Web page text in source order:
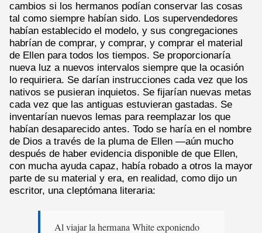
cambios si los hermanos podían conservar las cosas
tal como siempre habían sido. Los supervendedores
habían establecido el modelo, y sus congregaciones
habrían de comprar, y comprar, y comprar el material
de Ellen para todos los tiempos. Se proporcionaría
nueva luz a nuevos intervalos siempre que la ocasión
lo requiriera. Se darían instrucciones cada vez que los
nativos se pusieran inquietos. Se fijarían nuevas metas
cada vez que las antiguas estuvieran gastadas. Se
inventarían nuevos lemas para reemplazar los que
habían desaparecido antes. Todo se haría en el nombre
de Dios a través de la pluma de Ellen —aún mucho
después de haber evidencia disponible de que Ellen,
con mucha ayuda capaz, había robado a otros la mayor
parte de su material y era, en realidad, como dijo un
escritor, una cleptómana literaria:
Al viajar la hermana White exponiendo